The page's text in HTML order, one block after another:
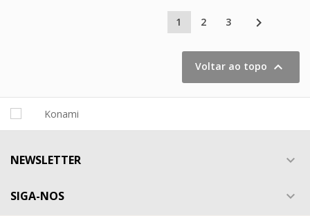
1 2 3 
Voltar ao topo 
NEWSLETTER 
SIGA-NOS 